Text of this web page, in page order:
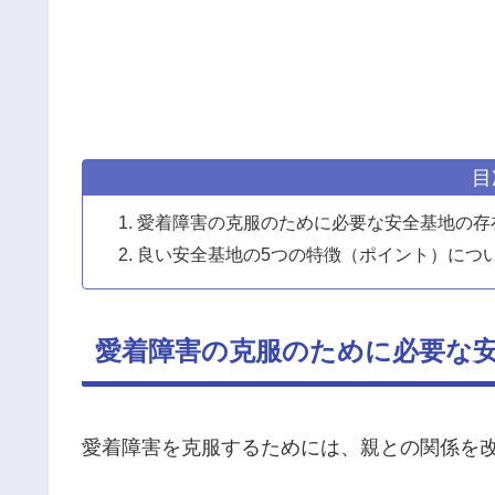
愛着障害の克服のために必要な安全基地の
良い安全基地の5つの特徴（ポイント）につ
愛着障害の克服のために必要な
愛着障害を克服するためには、親との関係を